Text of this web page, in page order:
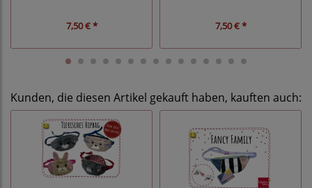
7,50 € * 7,50 € *
Kunden, die diesen Artikel gekauft haben, kauften auch: